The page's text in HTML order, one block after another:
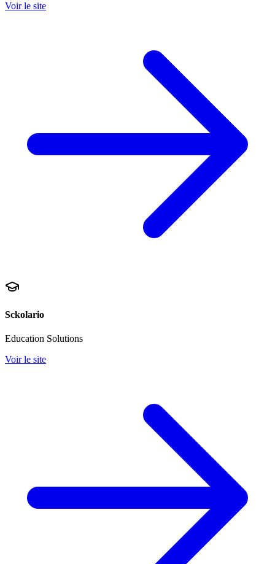
Voir le site
Sckolario
Education Solutions
Voir le site